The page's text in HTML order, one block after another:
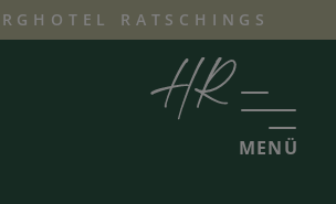
MENÜ
RATSCHINGS